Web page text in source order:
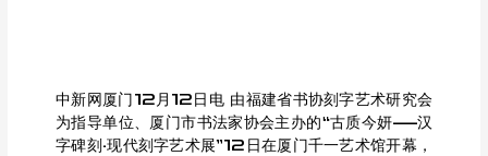
中新网厦门12月12日电 由福建省书协刻字艺术研究会
为指导单位、厦门市书法家协会主办的“古质今妍——汉
字碑刻·现代刻字艺术展”12日在厦门千一艺术馆开幕，